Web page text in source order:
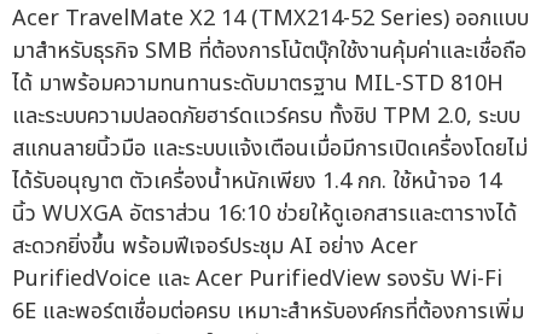
Acer TravelMate X2 14 (TMX214-52 Series) ออกแบบ
มาสำหรับธุรกิจ SMB ที่ต้องการโน้ตบุ๊กใช้งานคุ้มค่าและเชื่อถือ
ได้ มาพร้อมความทนทานระดับมาตรฐาน MIL-STD 810H
และระบบความปลอดภัยฮาร์ดแวร์ครบ ทั้งชิป TPM 2.0, ระบบ
สแกนลายนิ้วมือ และระบบแจ้งเตือนเมื่อมีการเปิดเครื่องโดยไม่
ได้รับอนุญาต ตัวเครื่องน้ำหนักเพียง 1.4 กก. ใช้หน้าจอ 14
นิ้ว WUXGA อัตราส่วน 16:10 ช่วยให้ดูเอกสารและตารางได้
สะดวกยิ่งขึ้น พร้อมฟีเจอร์ประชุม AI อย่าง Acer
PurifiedVoice และ Acer PurifiedView รองรับ Wi-Fi
6E และพอร์ตเชื่อมต่อครบ เหมาะสำหรับองค์กรที่ต้องการเพิ่ม